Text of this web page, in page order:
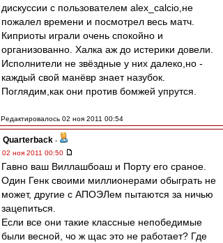
дискуссии с пользователем alex_calcio,не
пожалел времени и посмотрел весь матч.
Киприоты играли очень спокойно и
организованно. Халка аж до истерики довели.
Исполнители не звёздные у них далеко,но -
каждый свой манёвр знает назубок.
Поглядим,как они против бомжей упрутся.
Редактировалось 02 ноя 2011 00:54
Quarterback -
02 ноя 2011 00:50
Гавно ваш Виллашбоаш и Порту его сраное.
Один Генк своими миллионерами обыграть не
может, другие с АПОЭЛем пытаются за ничью
зацепиться.
Если все они такие классные непобедимые
были весной, чо ж щас это не работает? Где